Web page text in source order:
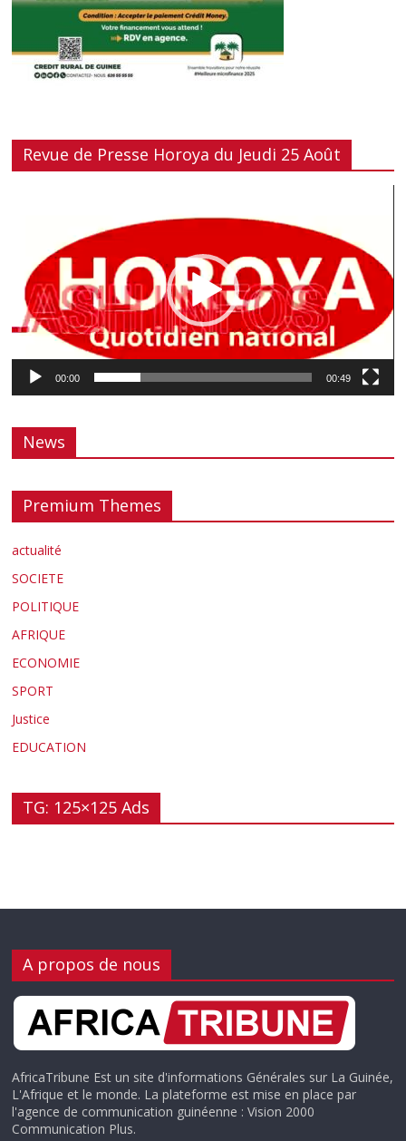
Revue de Presse Horoya du Jeudi 25 Août
00:00 00:49
News
Premium Themes
actualité
SOCIETE
POLITIQUE
AFRIQUE
ECONOMIE
SPORT
Justice
EDUCATION
TG: 125×125 Ads
A propos de nous
AfricaTribune Est un site d'informations Générales sur La Guinée,
L'Afrique et le monde. La plateforme est mise en place par
l'agence de communication guinéenne : Vision 2000
Communication Plus.